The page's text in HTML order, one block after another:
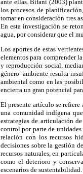
ante ellas. Bifani (2003)
los procesos de
tomar en consideración tres
En esta investigación se
agua, por considerar que el
Los aportes de estas
elementos para comprender
y reproducción social,
género–ambiente resulta
ambiental como en las
encierra un gran potencial
El presente artículo se refiere
una comunidad indígena
estrategias de articulación
control por parte de
relación con los recursos
decisiones sobre la gestión
recursos naturales, en
como el deterioro y
escenarios de sustentabilidad.